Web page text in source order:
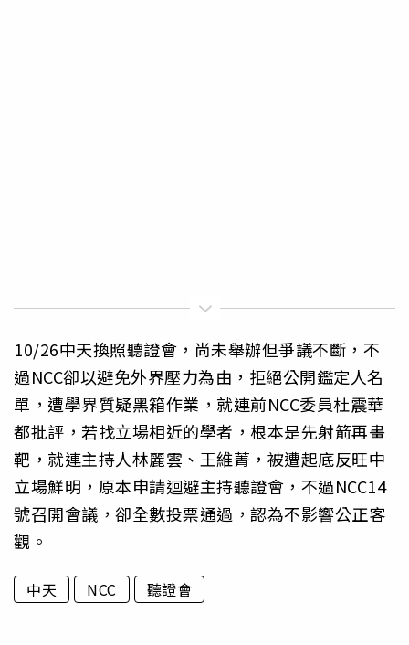
10/26中天換照聽證會，尚未舉辦但爭議不斷，不
過NCC卻以避免外界壓力為由，拒絕公開鑑定人名
單，遭學界質疑黑箱作業，就連前NCC委員杜震華
都批評，若找立場相近的學者，根本是先射箭再畫
靶，就連主持人林麗雲、王維菁，被遭起底反旺中
立場鮮明，原本申請迴避主持聽證會，不過NCC14
號召開會議，卻全數投票通過，認為不影響公正客
觀。
中天 NCC 聽證會